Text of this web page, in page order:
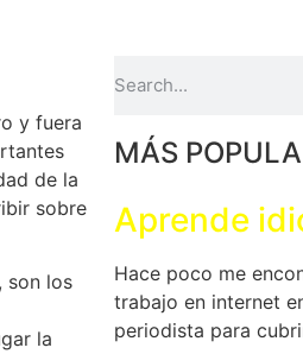
y fuera
de la
sobre
son los
la
MÁS
Aprende
Hace poco me
trabajo en internet
periodista para